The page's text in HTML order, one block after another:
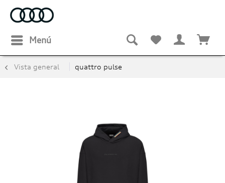
Menú
Vista general quattro pulse